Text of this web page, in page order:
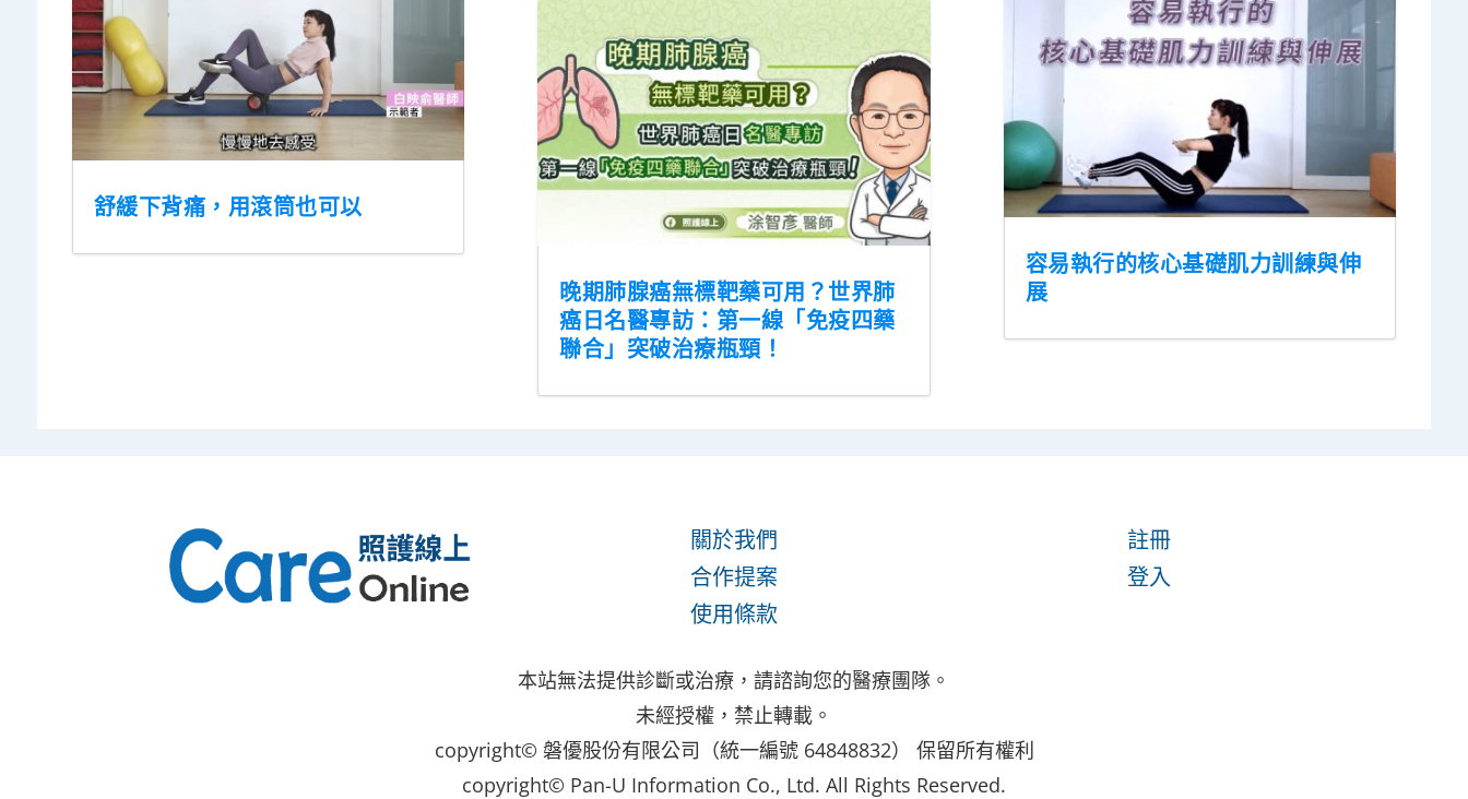
舒緩下背痛，用滾筒也可以
晚期肺腺癌無標靶藥可用？世界肺
癌日名醫專訪：第一線「免疫四藥
聯合」突破治療瓶頸！
容易執行的核心基礎肌力訓練與伸
展
關於我們
合作提案
使用條款
註冊
登入
本站無法提供診斷或治療，請諮詢您的醫療團隊。
未經授權，禁止轉載。
copyright© 磐優股份有限公司（統一編號 64848832） 保留所有權利
copyright© Pan-U Information Co., Ltd. All Rights Reserved.